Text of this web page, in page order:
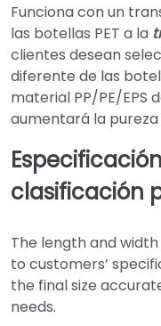
Funciona con un
las botellas PET a la
clientes desean
diferente de las
material PP/PE/EPS
aumentará la pureza
clasificación
The length and
to customers’
the final size
needs.